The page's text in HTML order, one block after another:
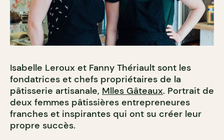
Isabelle Leroux et Fanny Thériault sont les
fondatrices et chefs propriétaires de la
pâtisserie artisanale, Mlles Gâteaux. Portrait de
deux femmes pâtissières entrepreneures
franches et inspirantes qui ont su créer leur
propre succès.